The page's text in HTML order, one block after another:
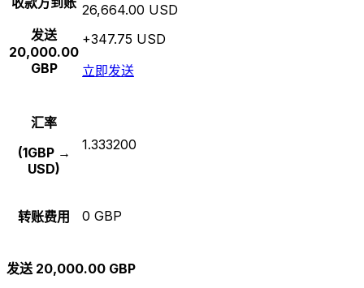
发送
20,000.00
GBP
26,664.00 USD
+347.75 USD
立即发送
汇率
(1GBP →
USD)
1.333200
转账费用 0 GBP
发送 20,000.00 GBP